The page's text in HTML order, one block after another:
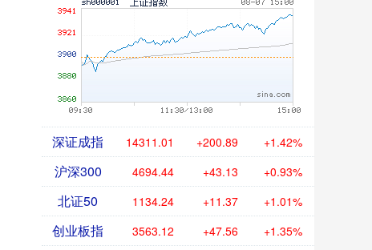
深证成指 14311.01 +200.89 +1.42%
沪深300 4694.44 +43.13 +0.93%
北证50 1134.24 +11.37 +1.01%
创业板指 3563.12 +47.56 +1.35%